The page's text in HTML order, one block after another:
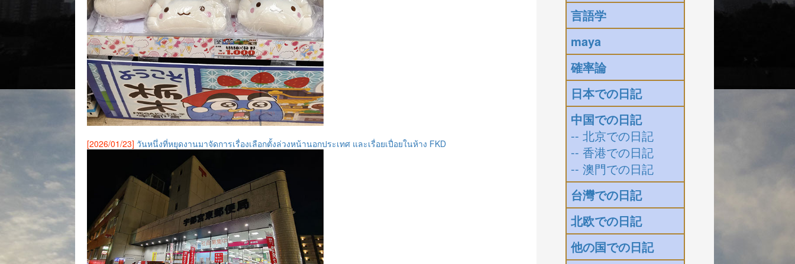
[2026/01/23] วันหนึ่งที่หยุดงานมาจัดการเรื่องเลือกตั้งล่วงหน้านอกประเทศ และเรื่อยเปื่อยในห้าง FKD
言語学
maya
確率論
日本での日記
中国での日記
-- 北京での日記
-- 香港での日記
-- 澳門での日記
台灣での日記
北欧での日記
他の国での日記